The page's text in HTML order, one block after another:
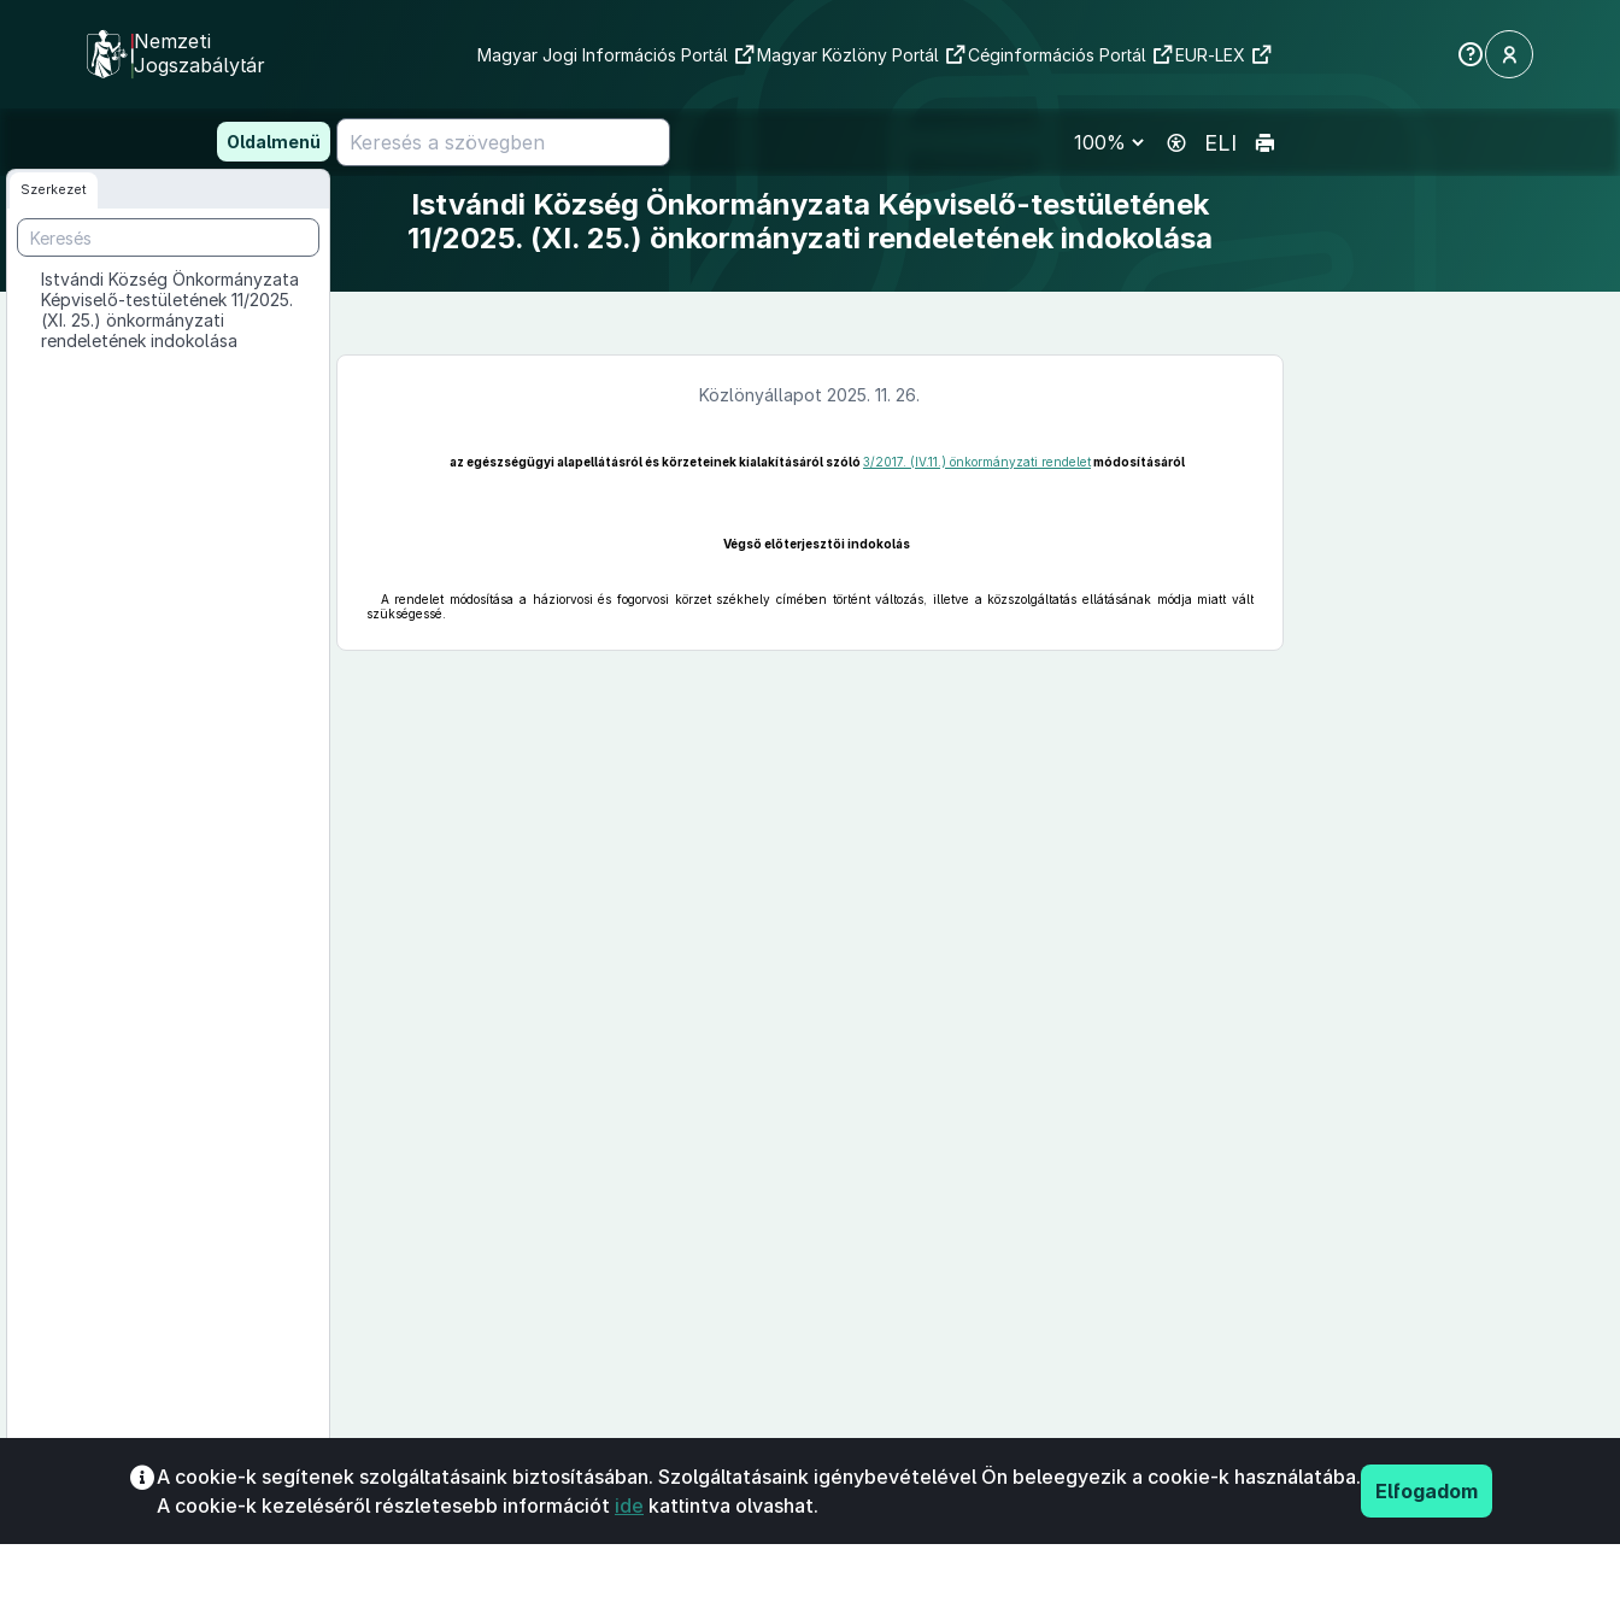
tartalomra
Nemzeti
Jogszabálytár
Magyar Jogi Információs Portál Magyar Közlöny Portál Céginformációs Portál EUR-LEX
Oldalmenü ELI
Szerkezet
Istvándi Község Önkormányzata
Képviselő-testületének 11/2025.
(XI. 25.) önkormányzati
rendeletének indokolása
Az oldalmenübe visszatéréshez
ALT + S billentyűket.
Istvándi Község Önkormányzata Képviselő-testületének
11/2025. (XI. 25.) önkormányzati rendeletének indokolása
Közlönyállapot 2025. 11. 26.
az egészségügyi alapellátásról és körzeteinek kialakításáról szóló 3/2017. (IV.11.) önkormányzati rendeletmódosításáról
Végső előterjesztői indokolás
A rendelet módosítása a háziorvosi és fogorvosi körzet székhely címében történt változás, illetve a közszolgáltatás ellátásának módja miatt vált
szükségessé.
A cookie-k segítenek szolgáltatásaink biztosításában. Szolgáltatásaink igénybevételével Ön beleegyezik a cookie-k használatába.
A cookie-k kezeléséről részletesebb információt ide kattintva olvashat.
Elfogadom